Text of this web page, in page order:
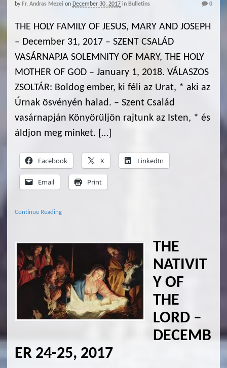
by Fr. Andras Mezei on December 30, 2017 in Bulletins 0
THE HOLY FAMILY OF JESUS, MARY AND JOSEPH
– December 31, 2017 – SZENT CSALÁD
VASÁRNAPJA SOLEMNITY OF MARY, THE HOLY
MOTHER OF GOD – January 1, 2018. VÁLASZOS
ZSOLTÁR: Boldog ember, ki féli az Urat, * aki az
Úrnak ösvényén halad. – Szent Család
vasárnapján Könyörüljön rajtunk az Isten, * és
áldjon meg minket. […]
Facebook X LinkedIn
Email Print
Continue Reading
THE
NATIVIT
Y OF
THE
LORD –
DECEMB
ER 24-25, 2017